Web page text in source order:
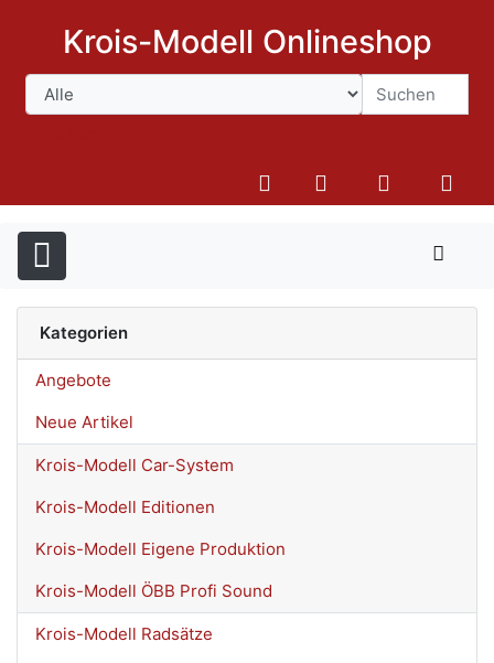
Krois-Modell Onlineshop
Kategorien
Angebote
Neue Artikel
Krois-Modell Car-System
Krois-Modell Editionen
Krois-Modell Eigene Produktion
Krois-Modell ÖBB Profi Sound
Krois-Modell Radsätze